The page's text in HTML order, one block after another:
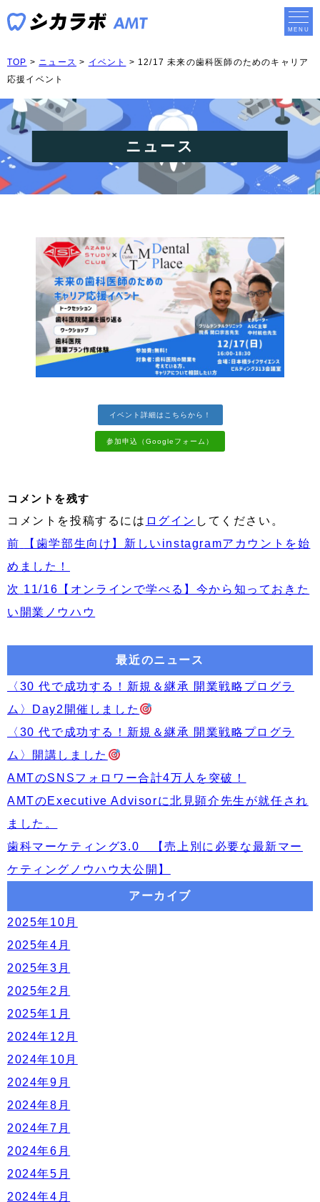
TOP > ニュース > イベント > 12/17 未来の歯科医師のためのキャリア
応援イベント
ニュース
イベント詳細はこちらから！
参加申込（Googleフォーム）
コメントを残す
コメントを投稿するには ログイン してください。
投
稿
ナ
ビ
ー
ョ
ン
前
前
の
投
稿:
【歯学部生向け】新しいinstagramアカウントを始
めました！
次 次
の
11/16【オンラインで学べる】今から知っておきた
い開業ノウハウ
最近のニュース
〈30 代で成功する！新規＆継承 開業戦略プログラ
ム〉Day2開催しました
〈30 代で成功する！新規＆継承 開業戦略プログラ
ム〉開講しました
AMTのSNSフォロワー合計4万人を突破！
AMTのExecutive Advisorに北見顕介先生が就任され
ました。
歯科マーケティング3.0 【売上別に必要な最新マー
ケティングノウハウ大公開】
アーカイブ
2025年10月
2025年4月
2025年3月
2025年2月
2025年1月
2024年12月
2024年10月
2024年9月
2024年8月
2024年7月
2024年6月
2024年5月
2024年4月